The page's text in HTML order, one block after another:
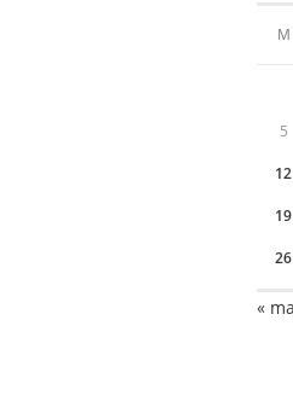
M
5
12
19
26
«